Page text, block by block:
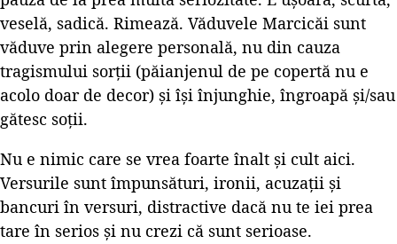
veselă, sadică. Rimează. Văduvele Marcicăi sunt
văduve prin alegere personală, nu din cauza
tragismului sorții (păianjenul de pe copertă nu e
acolo doar de decor) și își înjunghie, îngroapă și/sau
gătesc soții.
Nu e nimic care se vrea foarte înalt și cult aici.
Versurile sunt împunsături, ironii, acuzații și
bancuri în versuri, distractive dacă nu te iei prea
tare în serios și nu crezi că sunt serioase.